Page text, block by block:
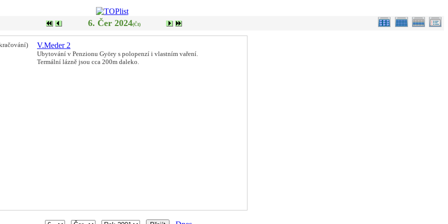
6. Čer 2024(Čt)
V.Meder 2
Ubytování v Penzionu Györy s polopenzí i vlastním vaření.
Termální lázně jsou cca 200m daleko.